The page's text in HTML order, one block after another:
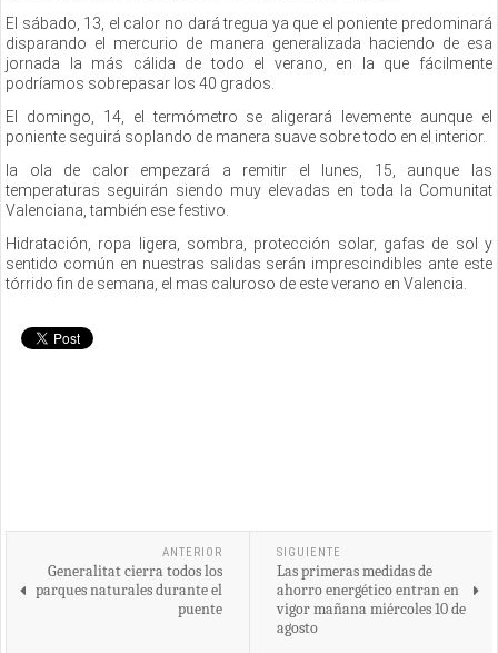
El sábado, 13, el calor no dará tregua ya que el poniente predominará
disparando el mercurio de manera generalizada haciendo de esa
jornada la más cálida de todo el verano, en la que fácilmente
podríamos sobrepasar los 40 grados.
El domingo, 14, el termómetro se aligerará levemente aunque el
poniente seguirá soplando de manera suave sobre todo en el interior.
la ola de calor empezará a remitir el lunes, 15, aunque las
temperaturas seguirán siendo muy elevadas en toda la Comunitat
Valenciana, también ese festivo.
Hidratación, ropa ligera, sombra, protección solar, gafas de sol y
sentido común en nuestras salidas serán imprescindibles ante este
tórrido fin de semana, el mas caluroso de este verano en Valencia.
ANTERIOR
Generalitat cierra todos los
parques naturales durante el
puente
SIGUIENTE
Las primeras medidas de
ahorro energético entran en
vigor mañana miércoles 10 de
agosto